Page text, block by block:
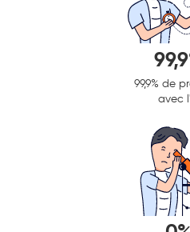
99,9% de
avec